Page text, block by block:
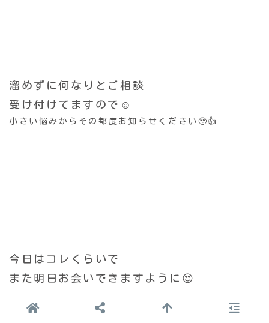
溜めずに何なりとご相談
受け付けてますので☺️
小さい悩みからその都度お知らせください🥹👍
今日はコレくらいで
また明日お会いできますように😍